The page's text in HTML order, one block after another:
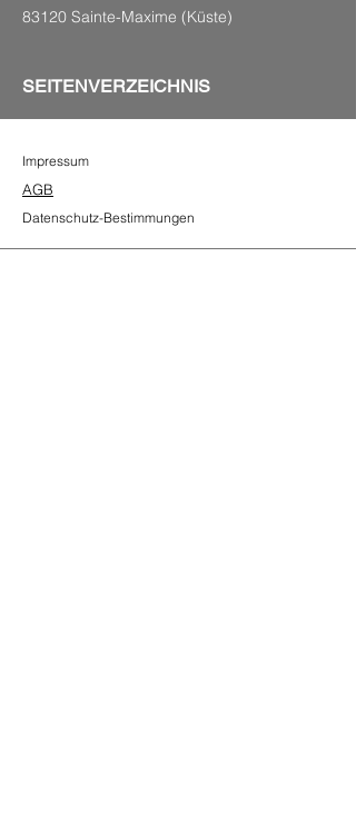
83120 Sainte-Maxime (Küste)
SEITENVERZEICHNIS
Impressum
AGB
Datenschutz-Bestimmungen